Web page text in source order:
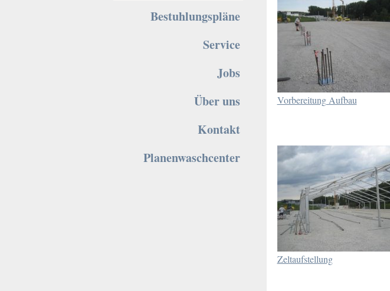
Bestuhlungspläne
Service
Jobs
Über uns
Kontakt
Planenwaschcenter
Vorbereitung Aufbau
Zeltaufstellung